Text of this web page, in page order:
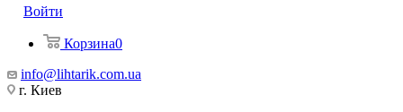
Войти
Корзина0
info@lihtarik.com.ua
г. Киев